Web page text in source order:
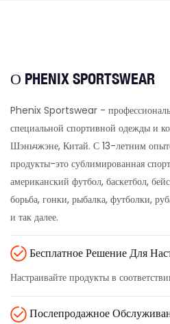
О PHENIX SPORTSWEAR
Phenix Sportswear -
специальной спортивной одежды и
Шэньчжэне, Китай. С 13-летним
продукты-это сублимированная
американский футбол, баскетбол,
борьба, гонки, рыбалка, футболки,
и так далее.
Бесплатное Решение Для
Настраивайте продукты в
Послепродажное